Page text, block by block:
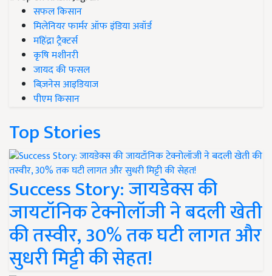
सफल किसान
मिलेनियर फार्मर ऑफ इंडिया अवॉर्ड
महिंद्रा ट्रैक्टर्स
कृषि मशीनरी
जायद की फसल
बिज़नेस आइडियाज
पीएम किसान
Top Stories
Success Story: जायडेक्स की
जायटॉनिक टेक्नोलॉजी ने बदली खेती
की तस्वीर, 30% तक घटी लागत और
सुधरी मिट्टी की सेहत!